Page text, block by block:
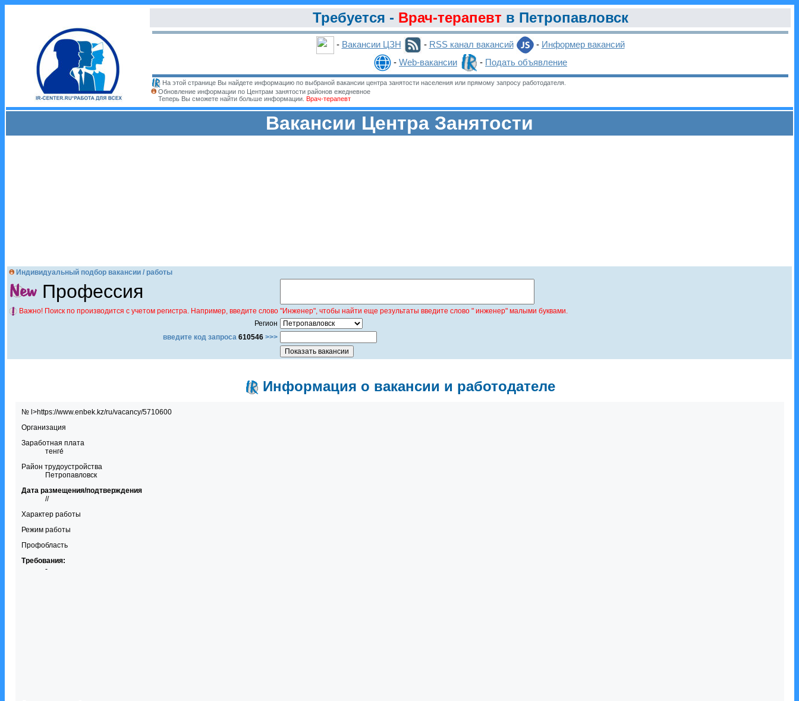
Требуется - Врач-терапевт в Петропавловск
- Вакансии ЦЗН - RSS канал вакансий - Информер вакансий
- Web-вакансии - Подать объявление
На этой странице Вы найдете информацию по выбраной вакансии центра занятости населения или прямому запросу работодателя.
Обновление информации по Центрам занятости районов ежедневное
Теперь Вы сможете найти больше информации. Врач-терапевт
Вакансии Центра Занятости
Индивидуальный подбор вакансии / работы
Профессия
Важно! Поиск по производится с учетом регистра. Например, введите слово "Инженер", чтобы найти еще результаты введите слово " инженер" малыми буквами.
Регион
введите код запроса 610546 >>>
Информация о вакансии и работодателе
№ l>https://www.enbek.kz/ru/vacancy/5710600
Организация
Заработная плата
тенге́
Район трудоустройства
Петропавловск
Дата размещения/подтверждения
//
Характер работы
Режим работы
Профобласть
Требования:
-